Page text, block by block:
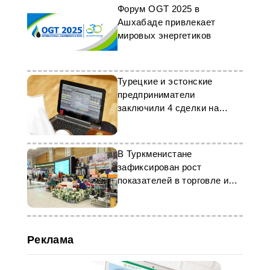
Форум OGT 2025 в
Ашхабаде привлекает
мировых энергетиков
Турецкие и эстонские
предприниматели
заключили 4 сделки на
В Туркменистане
зафиксирован рост
показателей в торговле и
промышленности
Реклама